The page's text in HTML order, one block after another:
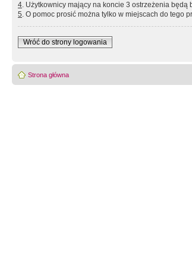
4. Użytkownicy mający na koncie 3 ostrzeżenia będą
5. O pomoc prosić można tylko w miejscach do tego
Wróć do strony logowania
Strona główna